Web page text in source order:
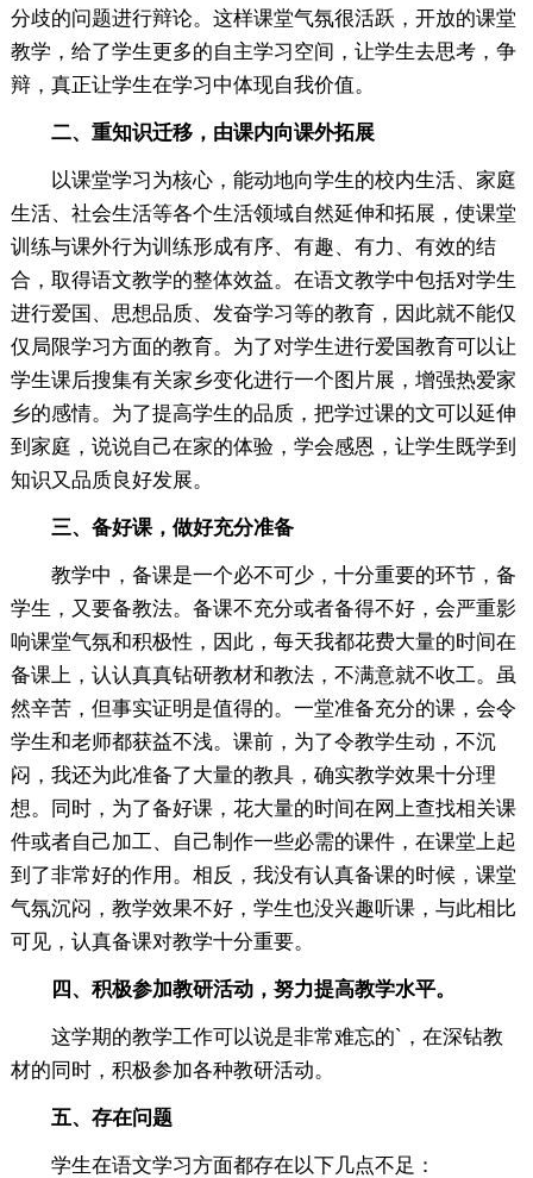
分歧的问题进行辩论。这样课堂气氛很活跃，开放的课堂
教学，给了学生更多的自主学习空间，让学生去思考，争
辩，真正让学生在学习中体现自我价值。
二、重知识迁移，由课内向课外拓展
以课堂学习为核心，能动地向学生的校内生活、家庭
生活、社会生活等各个生活领域自然延伸和拓展，使课堂
训练与课外行为训练形成有序、有趣、有力、有效的结
合，取得语文教学的整体效益。在语文教学中包括对学生
进行爱国、思想品质、发奋学习等的教育，因此就不能仅
仅局限学习方面的教育。为了对学生进行爱国教育可以让
学生课后搜集有关家乡变化进行一个图片展，增强热爱家
乡的感情。为了提高学生的品质，把学过课的文可以延伸
到家庭，说说自己在家的体验，学会感恩，让学生既学到
知识又品质良好发展。
三、备好课，做好充分准备
教学中，备课是一个必不可少，十分重要的环节，备
学生，又要备教法。备课不充分或者备得不好，会严重影
响课堂气氛和积极性，因此，每天我都花费大量的时间在
备课上，认认真真钻研教材和教法，不满意就不收工。虽
然辛苦，但事实证明是值得的。一堂准备充分的课，会令
学生和老师都获益不浅。课前，为了令教学生动，不沉
闷，我还为此准备了大量的教具，确实教学效果十分理
想。同时，为了备好课，花大量的时间在网上查找相关课
件或者自己加工、自己制作一些必需的课件，在课堂上起
到了非常好的作用。相反，我没有认真备课的时候，课堂
气氛沉闷，教学效果不好，学生也没兴趣听课，与此相比
可见，认真备课对教学十分重要。
四、积极参加教研活动，努力提高教学水平。
这学期的教学工作可以说是非常难忘的`，在深钻教
材的同时，积极参加各种教研活动。
五、存在问题
学生在语文学习方面都存在以下几点不足：